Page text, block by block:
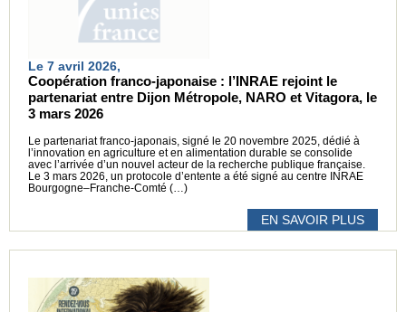
Le 7 avril 2026,
Coopération franco-japonaise : l’INRAE rejoint le
partenariat entre Dijon Métropole, NARO et Vitagora, le
3 mars 2026
Le partenariat franco-japonais, signé le 20 novembre 2025, dédié à
l’innovation en agriculture et en alimentation durable se consolide
avec l’arrivée d’un nouvel acteur de la recherche publique française.
Le 3 mars 2026, un protocole d’entente a été signé au centre INRAE
Bourgogne–Franche-Comté (…)
EN SAVOIR PLUS